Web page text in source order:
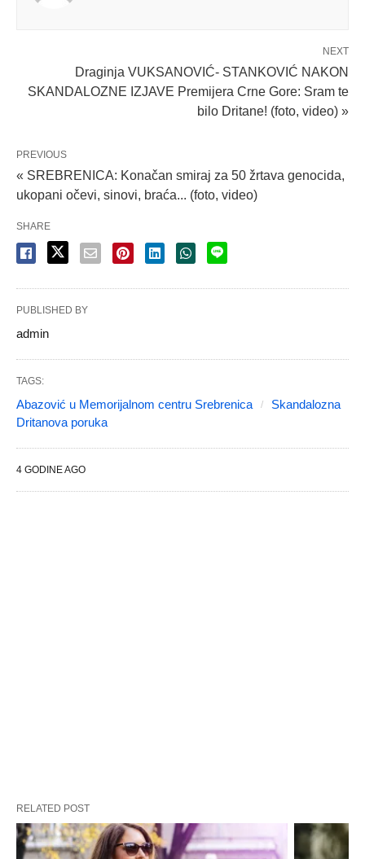
NEXT
Draginja VUKSANOVIĆ- STANKOVIĆ NAKON
SKANDALOZNE IZJAVE Premijera Crne Gore: Sram te
bilo Dritane! (foto, video) »
PREVIOUS
« SREBRENICA: Konačan smiraj za 50 žrtava genocida,
ukopani očevi, sinovi, braća... (foto, video)
SHARE
PUBLISHED BY
admin
TAGS:
Abazović u Memorijalnom centru Srebrenica
Skandalozna
Dritanova poruka
4 GODINE AGO
RELATED POST